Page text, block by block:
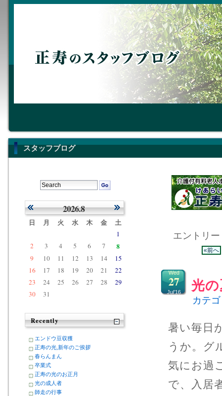
スタッフブログ
エントリ
«前へ
光
Wed
27
Jul’16
カテ
暑い毎日
うか。グ
気にお過
で、入居
2026.8
日 月 火 水 木 金 土
1
2
3 4 5 6 7 8
9 10 11 12 13 14
15
16
17 18 19 20 21
22
23
24 25 26 27 28
29
30
31
Recently
エンドウ豆収獲
正寿の光,新年のご挨拶
春らんまん
卒業式
正寿の光のお正月
光の成人者
師走の行事